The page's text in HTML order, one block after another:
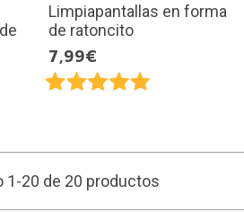
Limpiapantallas en forma
de ratoncito
7,99€
1-20 de 20 productos